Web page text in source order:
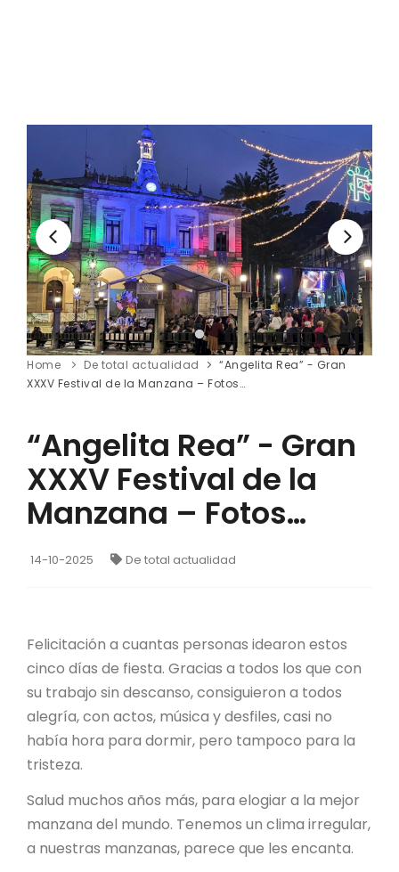
Home De total actualidad
“Angelita Rea” - Gran
XXXV Festival de la Manzana – Fotos…
“Angelita Rea” - Gran
XXXV Festival de la
Manzana – Fotos…
14-10-2025 De total actualidad
Felicitación a cuantas personas idearon estos
cinco días de fiesta. Gracias a todos los que con
su trabajo sin descanso, consiguieron a todos
alegría, con actos, música y desfiles, casi no
había hora para dormir, pero tampoco para la
tristeza.
Salud muchos años más, para elogiar a la mejor
manzana del mundo. Tenemos un clima irregular,
a nuestras manzanas, parece que les encanta.